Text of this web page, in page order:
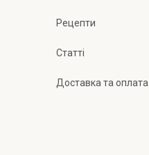
Рецепти
Статті
Доставка та оплата